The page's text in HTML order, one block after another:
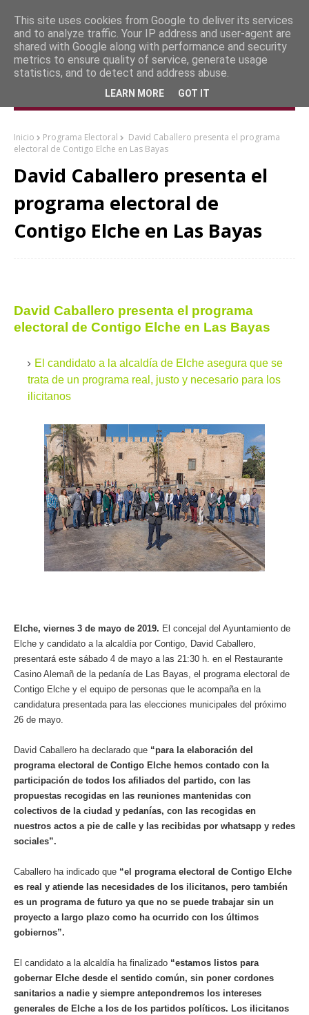
Inicio Programa Electoral
David Caballero presenta el programa
electoral de Contigo Elche en Las Bayas
David Caballero presenta el
programa electoral de
Contigo Elche en Las Bayas
David Caballero presenta el programa
electoral de Contigo Elche en Las Bayas
El candidato a la alcaldía de Elche asegura que se
trata de un programa real, justo y necesario para los
ilicitanos
Elche, viernes 3 de mayo de 2019. El concejal del Ayuntamiento de
Elche y candidato a la alcaldía por Contigo, David Caballero,
presentará este sábado 4 de mayo a las 21:30 h. en el Restaurante
Casino Alemañ de la pedanía de Las Bayas, el programa electoral de
Contigo Elche y el equipo de personas que le acompaña en la
candidatura presentada para las elecciones municipales del próximo
26 de mayo.
David Caballero ha declarado que “para la elaboración del
programa electoral de Contigo Elche hemos contado con la
participación de todos los afiliados del partido, con las
propuestas recogidas en las reuniones mantenidas con
colectivos de la ciudad y pedanías, con las recogidas en
nuestros actos a pie de calle y las recibidas por whatsapp y redes
sociales”.
Caballero ha indicado que “el programa electoral de Contigo Elche
es real y atiende las necesidades de los ilicitanos, pero también
es un programa de futuro ya que no se puede trabajar sin un
proyecto a largo plazo como ha ocurrido con los últimos
gobiernos”.
El candidato a la alcaldía ha finalizado “estamos listos para
gobernar Elche desde el sentido común, sin poner cordones
sanitarios a nadie y siempre antepondremos los intereses
generales de Elche a los de los partidos políticos. Los ilicitanos
This site uses cookies from Google to deliver its services
and to analyze traffic. Your IP address and user-agent are
shared with Google along with performance and security
metrics to ensure quality of service, generate usage
statistics, and to detect and address abuse.
LEARN MORE GOT IT